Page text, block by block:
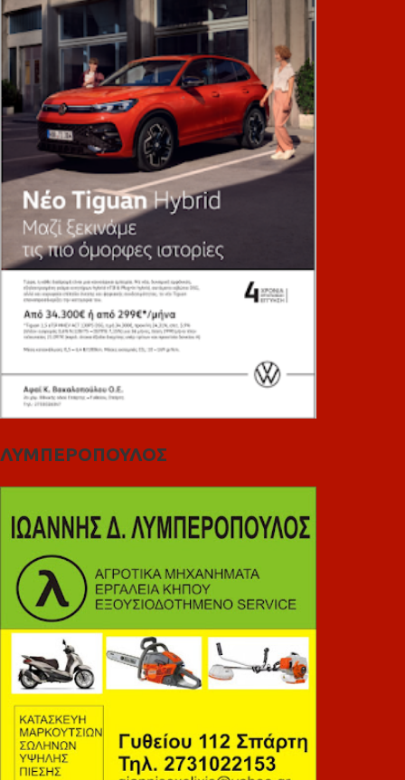
ΛΥΜΠΕΡΟΠΟΥΛΟΣ